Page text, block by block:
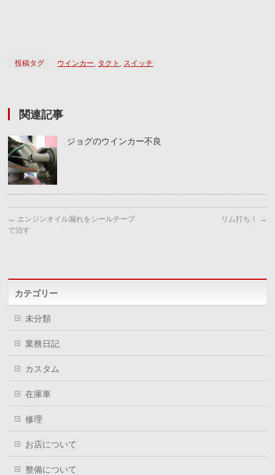
投稿タグ ウインカー タクト スイッチ
関連記事
ジョグのウインカー不良
← エンジンオイル漏れをシールテープ
で治す
リム打ち！ →
カテゴリー
未分類
業務日記
カスタム
在庫車
修理
お店について
整備について